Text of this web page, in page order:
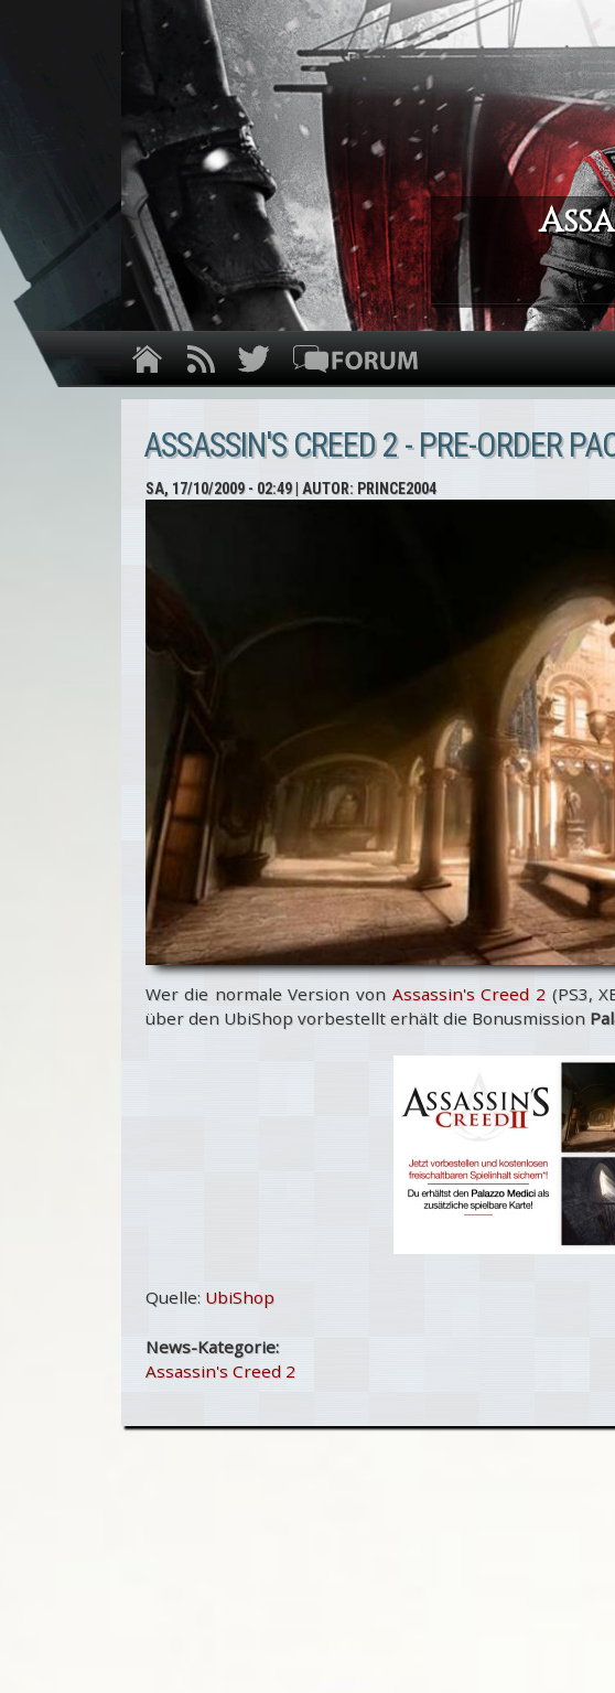
ASSASSIN'S CREED 2 - PRE-ORDER
SA, 17/10/2009 - 02:49| AUTOR: PRINCE2004
Wer die normale Version von Assassin's Creed 2 (PS3,
über den UbiShop vorbestellt erhält die Bonusmission
Quelle: UbiShop
News-Kategorie:
Assassin's Creed 2